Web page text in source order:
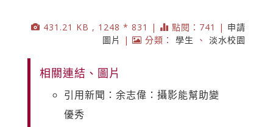
431.21 KB , 1248 * 831 | 點閱：741 | 申請
圖片
| 分類： 學生 、 淡水校園
相關連結、圖片
引用新聞：余志偉：攝影能幫助變
優秀